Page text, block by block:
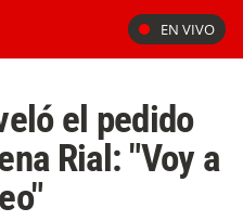
EN VIVO
el pedido
Rial: "Voy a